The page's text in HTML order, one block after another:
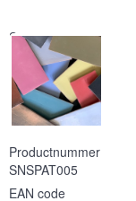
Serie
Productnummer
SNSPAT005
EAN code